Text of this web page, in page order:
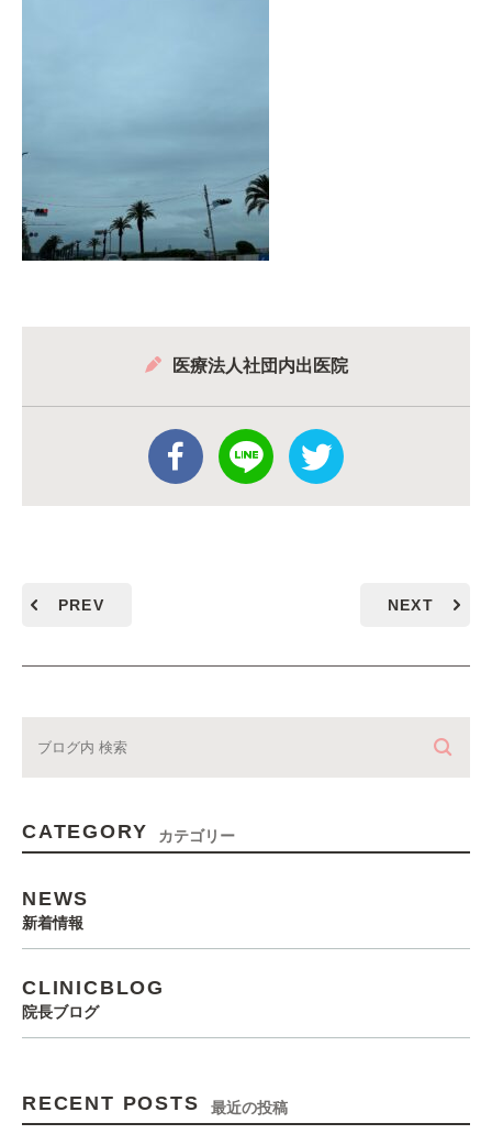
医療法人社団内出医院
PREV NEXT
CATEGORY カテゴリー
NEWS
新着情報
CLINICBLOG
院長ブログ
RECENT POSTS 最近の投稿